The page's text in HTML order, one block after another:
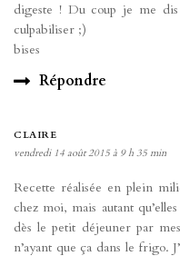
digeste ! Du coup je me dis
culpabiliser ;)
bises
Répondre
CLAIRE
vendredi 14 août 2015 à 9 h 35 min
Recette réalisée en plein
chez moi, mais autant
dès le petit déjeuner par
n’ayant que ça dans le frigo.